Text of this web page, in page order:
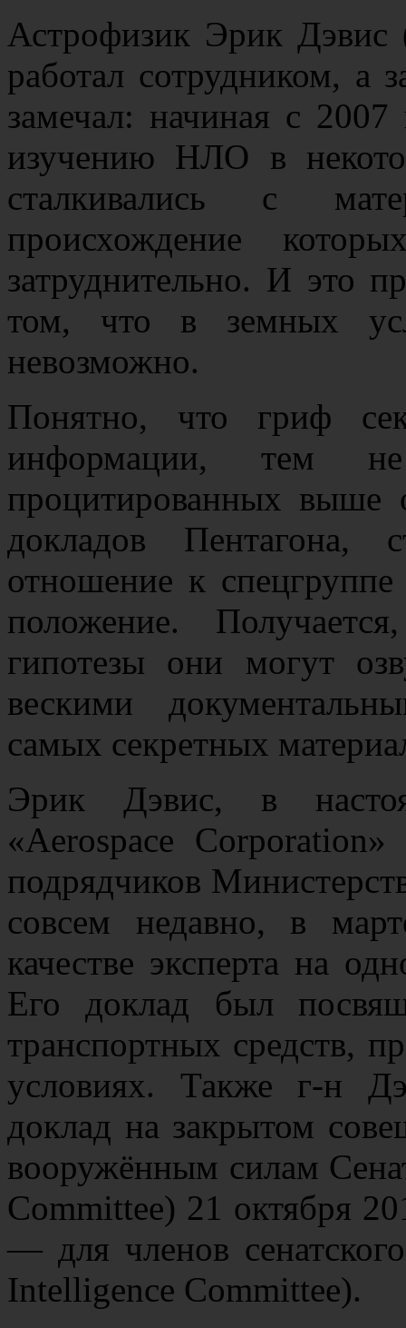
Астрофизик Эрик Дэвис
работал сотрудником, а
замечал: начиная с
изучению НЛО в
сталкивались с
происхождение
затруднительно. И это
том, что в земных
невозможно.
Понятно, что гриф
информации, тем
процитированных выше
докладов Пентагона,
отношение к
положение.
гипотезы они могут
вескими
самых секретных
Эрик Дэвис, в
«Aerospace
подрядчиков
совсем недавно, в
качестве эксперта на
Его доклад был
транспортных средств,
условиях. Также г-н
доклад на закрытом
вооружённым силам
Committee) 21 октября
— для членов
Intelligence Committee).